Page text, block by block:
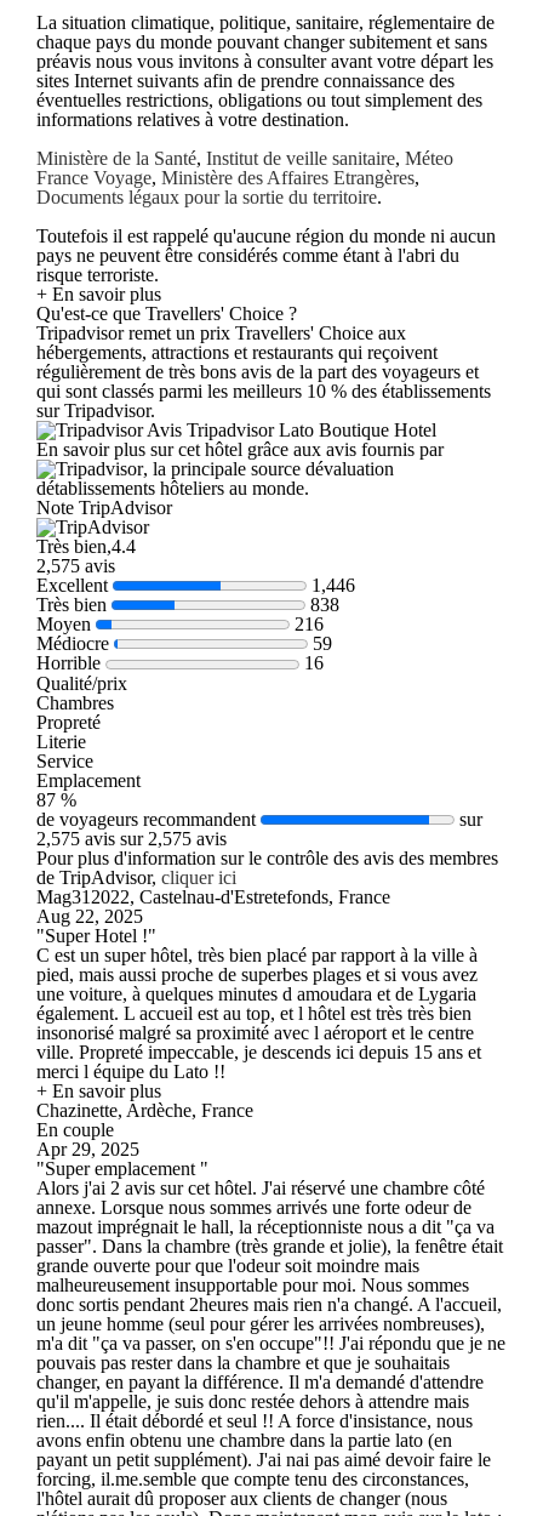
La situation climatique, politique, sanitaire, réglementaire de
chaque pays du monde pouvant changer subitement et sans
préavis nous vous invitons à consulter avant votre départ les
sites Internet suivants afin de prendre connaissance des
éventuelles restrictions, obligations ou tout simplement des
informations relatives à votre destination.
Ministère de la Santé, Institut de veille sanitaire, Méteo
France Voyage, Ministère des Affaires Etrangères,
Documents légaux pour la sortie du territoire.
Toutefois il est rappelé qu'aucune région du monde ni aucun
pays ne peuvent être considérés comme étant à l'abri du
risque terroriste.
+ En savoir plus
Qu'est-ce que Travellers' Choice ?
Tripadvisor remet un prix Travellers' Choice aux
hébergements, attractions et restaurants qui reçoivent
régulièrement de très bons avis de la part des voyageurs et
qui sont classés parmi les meilleurs 10 % des établissements
sur Tripadvisor.
Avis Tripadvisor Lato Boutique Hotel
En savoir plus sur cet hôtel grâce aux avis fournis par
, la principale source dévaluation
détablissements hôteliers au monde.
Note TripAdvisor
Très bien,4.4
2,575 avis
Excellent
1,446
Très bien
838
Moyen
216
Médiocre
59
Horrible
16
Qualité/prix
Chambres
Propreté
Literie
Service
Emplacement
87 %
de voyageurs recommandent
sur
2,575 avis sur 2,575 avis
Pour plus d'information sur le contrôle des avis des membres
de TripAdvisor, cliquer ici
Mag312022, Castelnau-d'Estretefonds, France
Aug 22, 2025
"Super Hotel !"
C est un super hôtel, très bien placé par rapport à la ville à
pied, mais aussi proche de superbes plages et si vous avez
une voiture, à quelques minutes d amoudara et de Lygaria
également. L accueil est au top, et l hôtel est très très bien
insonorisé malgré sa proximité avec l aéroport et le centre
ville. Propreté impeccable, je descends ici depuis 15 ans et
merci l équipe du Lato !!
+ En savoir plus
Chazinette, Ardèche, France
En couple
Apr 29, 2025
"Super emplacement "
Alors j'ai 2 avis sur cet hôtel. J'ai réservé une chambre côté
annexe. Lorsque nous sommes arrivés une forte odeur de
mazout imprégnait le hall, la réceptionniste nous a dit "ça va
passer". Dans la chambre (très grande et jolie), la fenêtre était
grande ouverte pour que l'odeur soit moindre mais
malheureusement insupportable pour moi. Nous sommes
donc sortis pendant 2heures mais rien n'a changé. A l'accueil,
un jeune homme (seul pour gérer les arrivées nombreuses),
m'a dit "ça va passer, on s'en occupe"!! J'ai répondu que je ne
pouvais pas rester dans la chambre et que je souhaitais
changer, en payant la différence. Il m'a demandé d'attendre
qu'il m'appelle, je suis donc restée dehors à attendre mais
rien.... Il était débordé et seul !! A force d'insistance, nous
avons enfin obtenu une chambre dans la partie lato (en
payant un petit supplément). J'ai nai pas aimé devoir faire le
forcing, il.me.semble que compte tenu des circonstances,
l'hôtel aurait dû proposer aux clients de changer (nous